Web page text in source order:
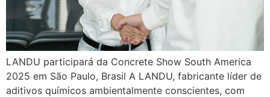
LANDU participará da Concrete Show South America
2025 em São Paulo, Brasil A LANDU, fabricante líder de
aditivos químicos ambientalmente conscientes, com